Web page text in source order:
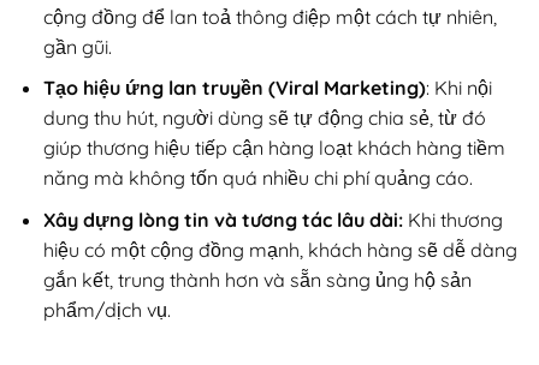
cộng đồng để lan toả thông điệp một cách tự nhiên,
gần gũi.
Tạo hiệu ứng lan truyền (Viral Marketing): Khi nội
dung thu hút, người dùng sẽ tự động chia sẻ, từ đó
giúp thương hiệu tiếp cận hàng loạt khách hàng tiềm
năng mà không tốn quá nhiều chi phí quảng cáo.
Xây dựng lòng tin và tương tác lâu dài:Khi thương
hiệu có một cộng đồng mạnh, khách hàng sẽ dễ dàng
gắn kết, trung thành hơn và sẵn sàng ủng hộ sản
phẩm/dịch vụ.